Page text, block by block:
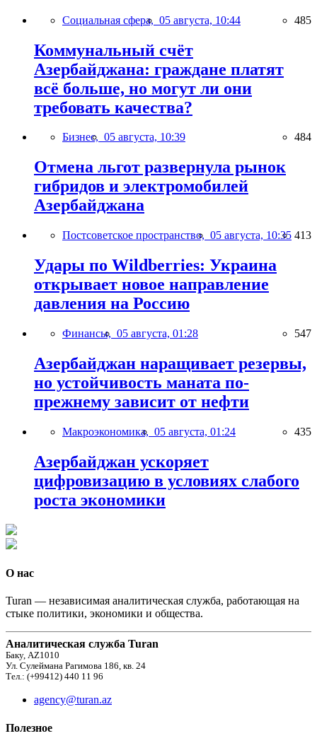
Социальная сфера, 05 августа, 10:44 485
Коммунальный счёт
Азербайджана: граждане платят
всё больше, но могут ли они
требовать качества?
Бизнес, 05 августа, 10:39 484
Отмена льгот развернула рынок
гибридов и электромобилей
Азербайджана
Постсоветское пространство, 05 августа, 10:35 413
Удары по Wildberries: Украина
открывает новое направление
давления на Россию
Финансы, 05 августа, 01:28 547
Азербайджан наращивает резервы,
но устойчивость маната по-
прежнему зависит от нефти
Макроэкономика, 05 августа, 01:24 435
Азербайджан ускоряет
цифровизацию в условиях слабого
роста экономики
О нас
Turan — независимая аналитическая служба, работающая на
стыке политики, экономики и общества.
Аналитическая служба Turan
Баку, AZ1010
Ул. Сулеймана Рагимова 186, кв. 24
Тел.: (+99412) 440 11 96
agency@turan.az
Полезное